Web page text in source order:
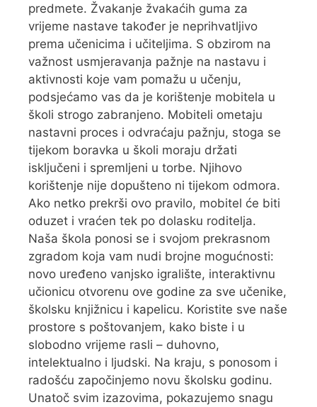
predmete. Žvakanje žvakaćih guma za
vrijeme nastave također je neprihvatljivo
prema učenicima i učiteljima. S obzirom na
važnost usmjeravanja pažnje na nastavu i
aktivnosti koje vam pomažu u učenju,
podsjećamo vas da je korištenje mobitela u
školi strogo zabranjeno. Mobiteli ometaju
nastavni proces i odvraćaju pažnju, stoga se
tijekom boravka u školi moraju držati
isključeni i spremljeni u torbe. Njihovo
korištenje nije dopušteno ni tijekom odmora.
Ako netko prekrši ovo pravilo, mobitel će biti
oduzet i vraćen tek po dolasku roditelja.
Naša škola ponosi se i svojom prekrasnom
zgradom koja vam nudi brojne mogućnosti:
novo uređeno vanjsko igralište, interaktivnu
učionicu otvorenu ove godine za sve učenike,
školsku knjižnicu i kapelicu. Koristite sve naše
prostore s poštovanjem, kako biste i u
slobodno vrijeme rasli – duhovno,
intelektualno i ljudski. Na kraju, s ponosom i
radošću započinjemo novu školsku godinu.
Unatoč svim izazovima, pokazujemo snagu